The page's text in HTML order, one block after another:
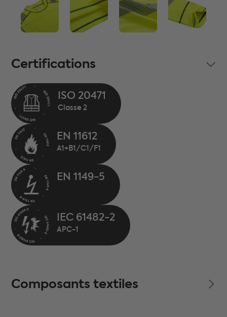
Certifications
ISO 20471
EN 11612
EN 1149-5
IEC 61482-2
Composants textiles